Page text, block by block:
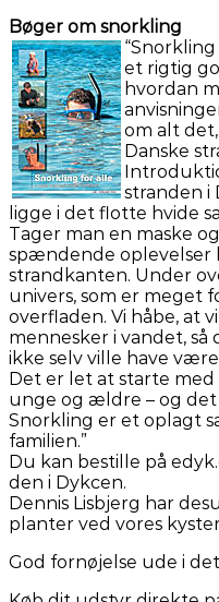
Bøger om snorkling
et rigtig
hvordan
om alt
Danske
stranden i
ligge i det flotte hvide
Tager man en maske
spændende oplevelser
strandkanten. Under
univers, som er meget
overfladen. Vi håbe, at
mennesker i vandet, så
ikke selv ville have
Det er let at starte
unge og ældre – og det
Snorkling er et oplagt
familien.”
Du kan bestille på
den i Dykcen.
Dennis Lisbjerg har
planter ved vores
God fornøjelse ude i